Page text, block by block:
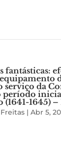
fantásticas:
serviço da
período
(1641-1645) –
| Abr 5,